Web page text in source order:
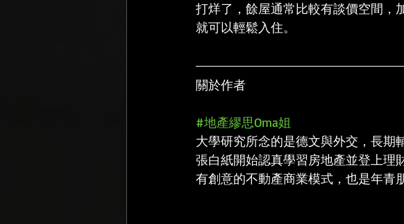
打烊了，餘屋通常比較有談價空間，
就可以輕鬆入住。
關於作者
#地產繆思Oma姐
大學研究所念的是德文與外交，長期
張白紙開始認真學習房地產並登上理
有創意的不動產商業模式，也是年青